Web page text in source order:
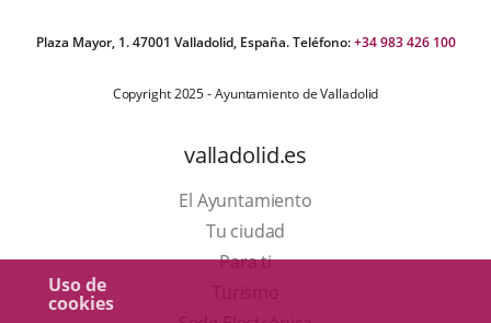
Uso de
cookies
Plaza Mayor, 1. 47001 Valladolid, España. Teléfono:+34 983 426 100
Copyright 2025 - Ayuntamiento de Valladolid
valladolid.es
El Ayuntamiento
Tu ciudad
Para ti